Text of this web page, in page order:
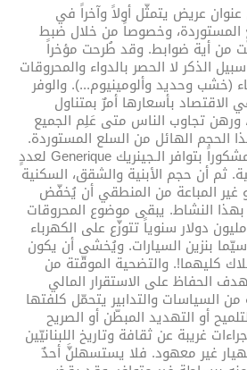
عنوان عريض يتمثّل أولاً وآخراً في
وخصوصاً من خلال ضبط
من أية ضوابط. وقد طُرحت مؤخراً
الذكر لا الحصر بالدواء والمحروقات
(خشب وحديد وألومينيوم...). والوفر
بأسعارها أمرٌ بمتناول
ورهن تجاوب الناس متى عَلِم الجميع
الحجم الهائل من السلع المستوردة.
فقد أعلمنا وزير الصحة مشكوراً بتوافر الـجينريك Generique لعددٍ
ثم أن حجم الأبنية والشقق، السكنية
أو غير المباعة من المنطقي أن يُخفّض
بهذا النشاط. يبقى موضوع المحروقات
مع فاتورة ناهزت 4112 مليون دولار سنوياً تتوزّع على الكهرباء
بنزين السيارات. ويُخشى أن يكون
كليهما!. والتضحية الموقّتة من
الحفاظ على الاستقرار المالي
السياسات والتدابير يتحمّل كلفتها
أو التهديد المبطّن أو الصريح
غريبة عن ثقافة وتاريخ اللبنانيّين
غير معهود. فلا يستسهلنَّ أحدٌ